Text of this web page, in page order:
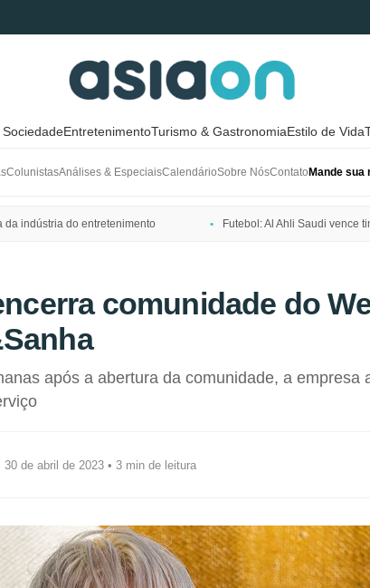
EntretenimentoTurismo & GastronomiaEstilo de Vida
ColunistasAnálises & EspeciaisCalendárioSobre NósContato Mande sua
da indústria do entretenimento Futebol: Al Ahli Saudi vence
comunidade do
após a abertura da comunidade, a empresa
30 de abril de 2023 • 3 min de leitura